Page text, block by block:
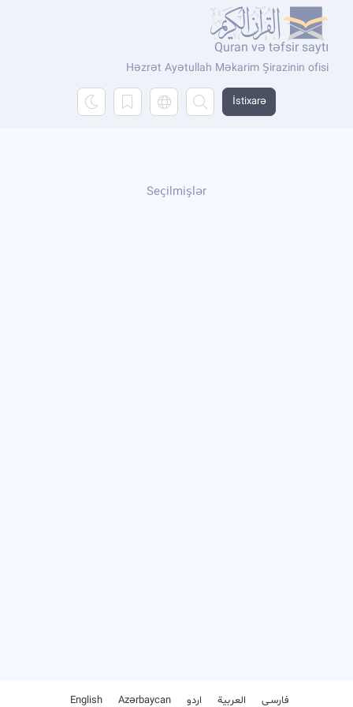
Quran və təfsir saytı
Həzrət Ayətullah Məkarim Şirazinin ofisi
İstixarə
Seçilmişlər
فارسـی العربیة اردو Azərbaycan
English